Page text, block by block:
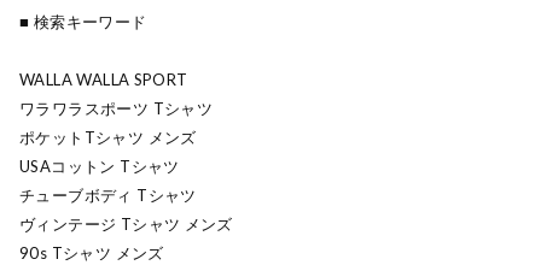
■ 検索キーワード
WALLA WALLA SPORT
ワラワラスポーツ Tシャツ
ポケットTシャツ メンズ
USAコットン Tシャツ
チューブボディ Tシャツ
ヴィンテージ Tシャツ メンズ
90s Tシャツ メンズ